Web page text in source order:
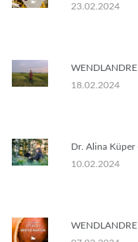
23.02.2024
18.02.2024
Dr. Alina Küper
10.02.2024